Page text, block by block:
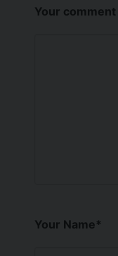
Your comment
Your Name*